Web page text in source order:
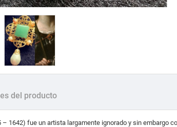
del producto
– 1642) fue un artista largamente ignorado y sin